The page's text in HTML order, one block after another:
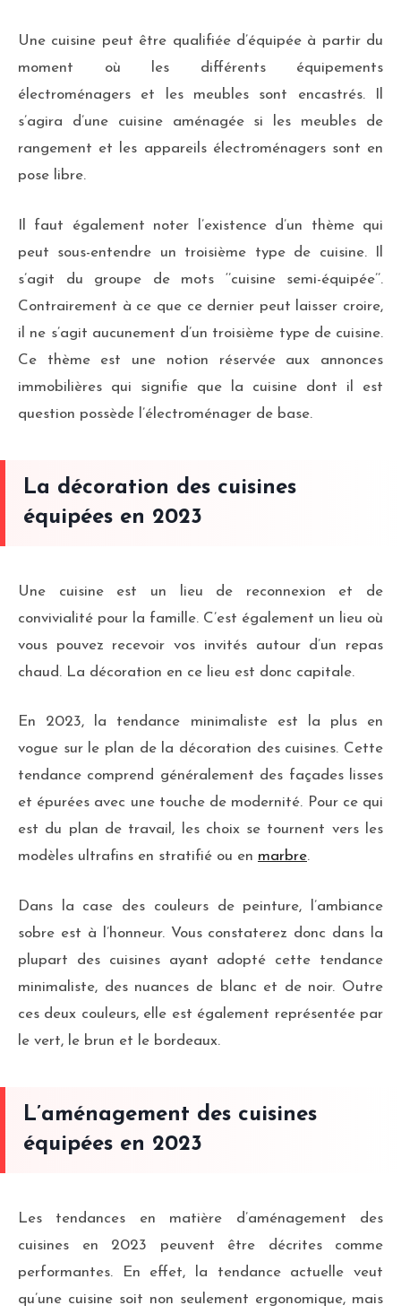
Une cuisine peut être qualifiée d’équipée à partir du
moment où les différents équipements
électroménagers et les meubles sont encastrés. Il
s’agira d’une cuisine aménagée si les meubles de
rangement et les appareils électroménagers sont en
pose libre.
Il faut également noter l’existence d’un thème qui
peut sous-entendre un troisième type de cuisine. Il
s’agit du groupe de mots ‘’cuisine semi-équipée’’.
Contrairement à ce que ce dernier peut laisser croire,
il ne s’agit aucunement d’un troisième type de cuisine.
Ce thème est une notion réservée aux annonces
immobilières qui signifie que la cuisine dont il est
question possède l’électroménager de base.
La décoration des cuisines
équipées en 2023
Une cuisine est un lieu de reconnexion et de
convivialité pour la famille. C’est également un lieu où
vous pouvez recevoir vos invités autour d’un repas
chaud. La décoration en ce lieu est donc capitale.
En 2023, la tendance minimaliste est la plus en
vogue sur le plan de la décoration des cuisines. Cette
tendance comprend généralement des façades lisses
et épurées avec une touche de modernité. Pour ce qui
est du plan de travail, les choix se tournent vers les
modèles ultrafins en stratifié ou en marbre.
Dans la case des couleurs de peinture, l’ambiance
sobre est à l’honneur. Vous constaterez donc dans la
plupart des cuisines ayant adopté cette tendance
minimaliste, des nuances de blanc et de noir. Outre
ces deux couleurs, elle est également représentée par
le vert, le brun et le bordeaux.
L’aménagement des cuisines
équipées en 2023
Les tendances en matière d’aménagement des
cuisines en 2023 peuvent être décrites comme
performantes. En effet, la tendance actuelle veut
qu’une cuisine soit non seulement ergonomique, mais